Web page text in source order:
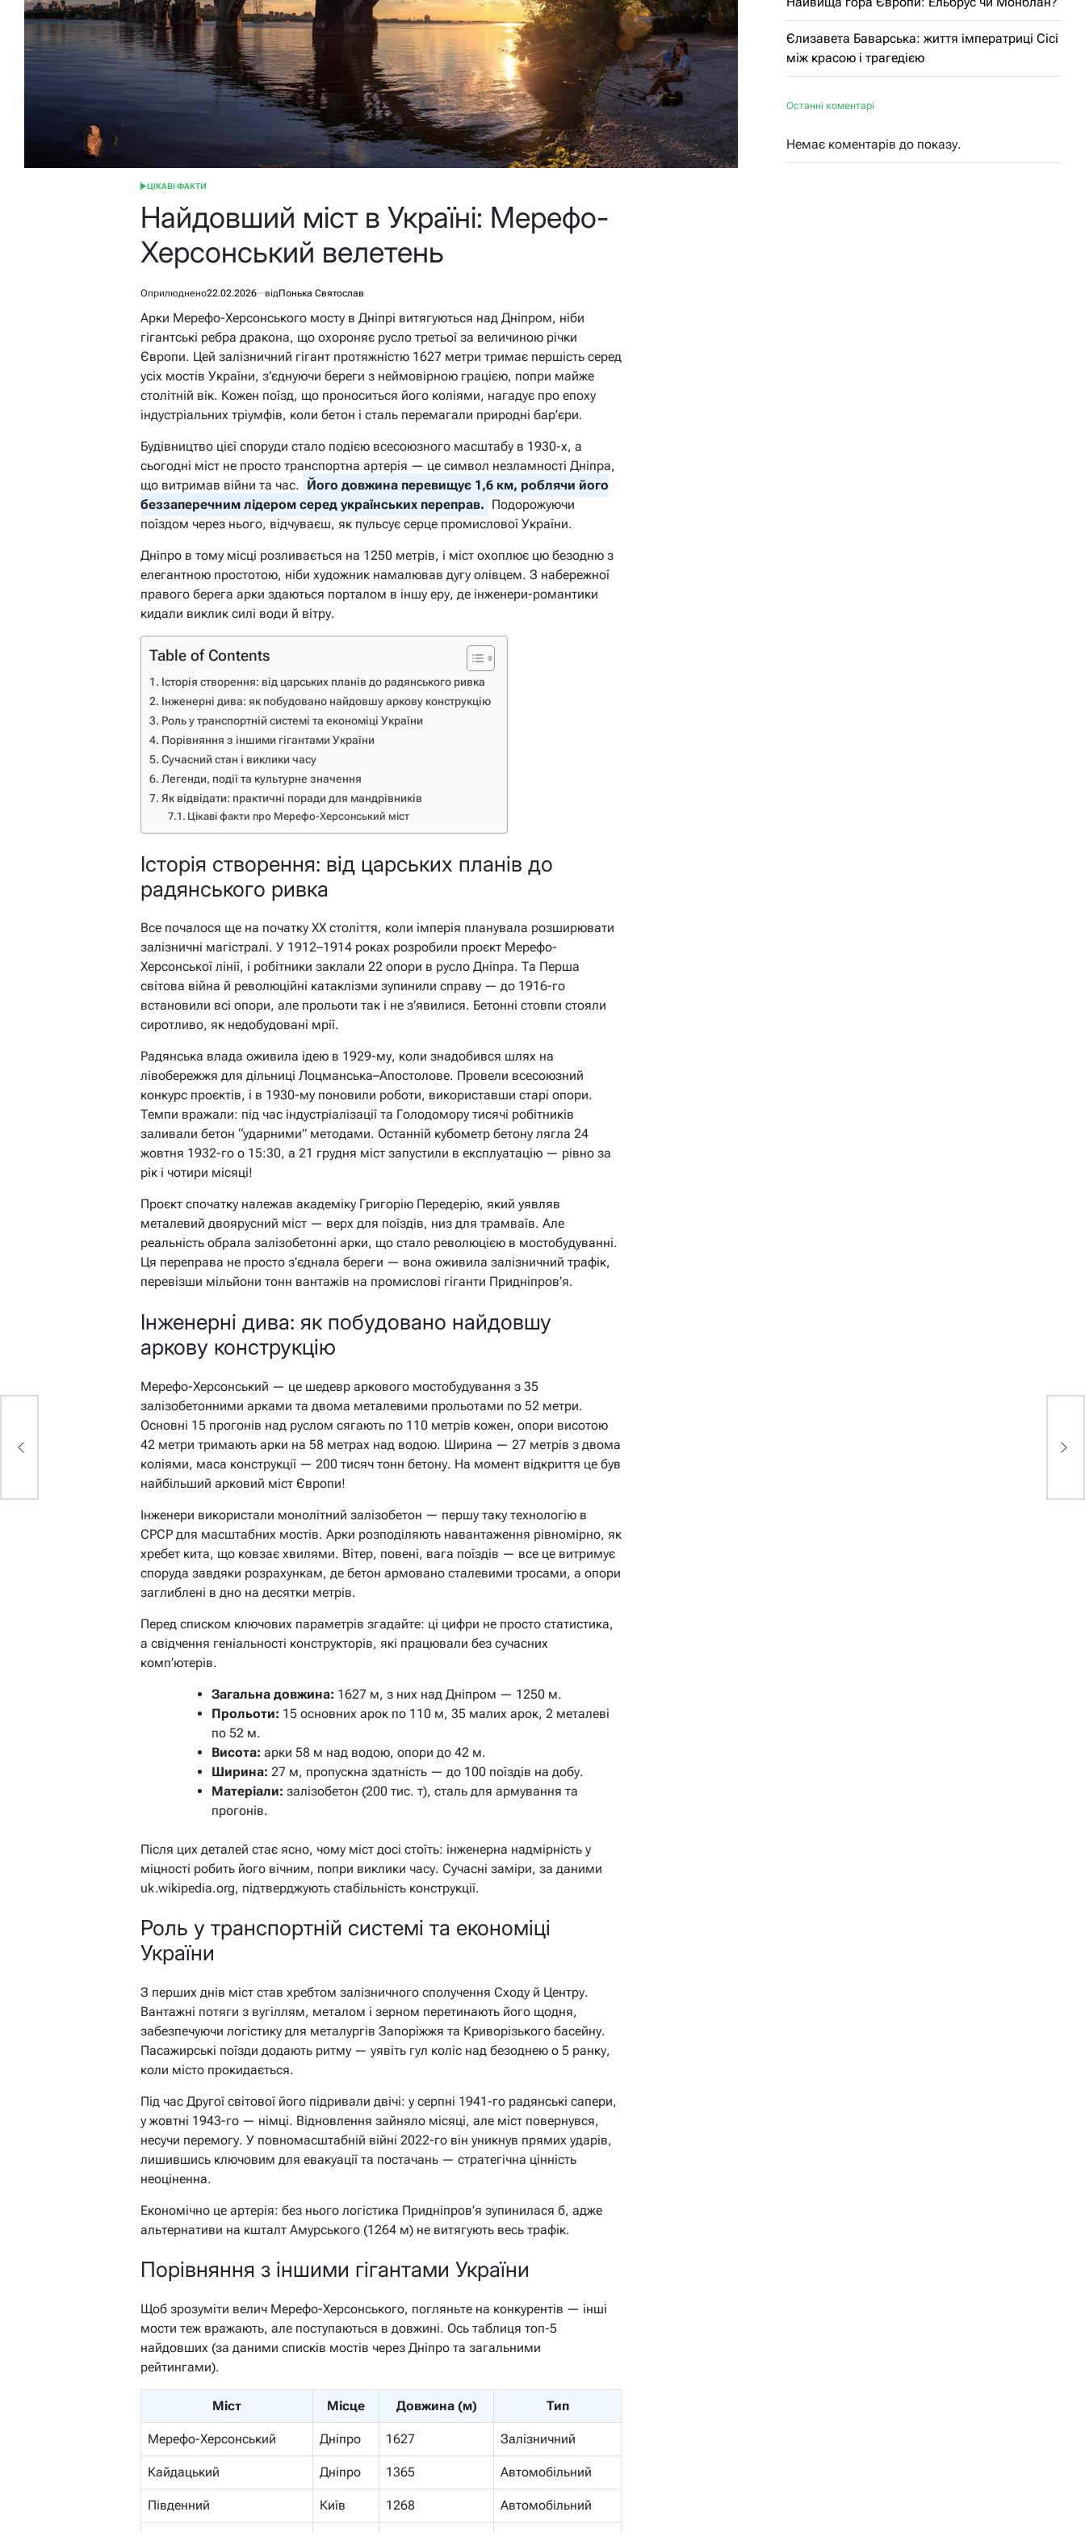
ОПУБЛІКУВАТИ
ЦІКАВІ ФАКТИ
Найдовший міст в Україні: Мерефо-
Херсонський велетень
Оприлюднено22.02.2026 відПонька Святослав
Арки Мерефо-Херсонського мосту в Дніпрі витягуються над Дніпром, ніби
гігантські ребра дракона, що охороняє русло третьої за величиною річки
Європи. Цей залізничний гігант протяжністю 1627 метри тримає першість серед
усіх мостів України, з’єднуючи береги з неймовірною грацією, попри майже
столітній вік. Кожен поїзд, що проноситься його коліями, нагадує про епоху
індустріальних тріумфів, коли бетон і сталь перемагали природні бар’єри.
Будівництво цієї споруди стало подією всесоюзного масштабу в 1930-х, а
сьогодні міст не просто транспортна артерія — це символ незламності Дніпра,
що витримав війни та час. Його довжина перевищує 1,6 км, роблячи його
беззаперечним лідером серед українських переправ. Подорожуючи
поїздом через нього, відчуваєш, як пульсує серце промислової України.
Дніпро в тому місці розливається на 1250 метрів, і міст охоплює цю безодню з
елегантною простотою, ніби художник намалював дугу олівцем. З набережної
правого берега арки здаються порталом в іншу еру, де інженери-романтики
кидали виклик силі води й вітру.
Table of Contents
Історія створення: від царських планів до радянського ривка
Інженерні дива: як побудовано найдовшу аркову конструкцію
Роль у транспортній системі та економіці України
Порівняння з іншими гігантами України
Сучасний стан і виклики часу
Легенди, події та культурне значення
Як відвідати: практичні поради для мандрівників
Цікаві факти про Мерефо-Херсонський міст
Історія створення: від царських планів до
радянського ривка
Все почалося ще на початку XX століття, коли імперія планувала розширювати
залізничні магістралі. У 1912–1914 роках розробили проєкт Мерефо-
Херсонської лінії, і робітники заклали 22 опори в русло Дніпра. Та Перша
світова війна й революційні катаклізми зупинили справу — до 1916-го
встановили всі опори, але прольоти так і не з’явилися. Бетонні стовпи стояли
сиротливо, як недобудовані мрії.
Радянська влада оживила ідею в 1929-му, коли знадобився шлях на
лівобережжя для дільниці Лоцманська–Апостолове. Провели всесоюзний
конкурс проєктів, і в 1930-му поновили роботи, використавши старі опори.
Темпи вражали: під час індустріалізації та Голодомору тисячі робітників
заливали бетон “ударними” методами. Останній кубометр бетону лягла 24
жовтня 1932-го о 15:30, а 21 грудня міст запустили в експлуатацію — рівно за
рік і чотири місяці!
Проєкт спочатку належав академіку Григорію Передерію, який уявляв
металевий двоярусний міст — верх для поїздів, низ для трамваїв. Але
реальність обрала залізобетонні арки, що стало революцією в мостобудуванні.
Ця переправа не просто з’єднала береги — вона оживила залізничний трафік,
перевізши мільйони тонн вантажів на промислові гіганти Придніпров’я.
Інженерні дива: як побудовано найдовшу
аркову конструкцію
Мерефо-Херсонський — це шедевр аркового мостобудування з 35
залізобетонними арками та двома металевими прольотами по 52 метри.
Основні 15 прогонів над руслом сягають по 110 метрів кожен, опори висотою
42 метри тримають арки на 58 метрах над водою. Ширина — 27 метрів з двома
коліями, маса конструкції — 200 тисяч тонн бетону. На момент відкриття це був
найбільший арковий міст Європи!
Інженери використали монолітний залізобетон — першу таку технологію в
СРСР для масштабних мостів. Арки розподіляють навантаження рівномірно, як
хребет кита, що ковзає хвилями. Вітер, повені, вага поїздів — все це витримує
споруда завдяки розрахункам, де бетон армовано сталевими тросами, а опори
заглиблені в дно на десятки метрів.
Перед списком ключових параметрів згадайте: ці цифри не просто статистика,
а свідчення геніальності конструкторів, які працювали без сучасних
комп’ютерів.
Загальна довжина: 1627 м, з них над Дніпром — 1250 м.
Прольоти: 15 основних арок по 110 м, 35 малих арок, 2 металеві
по 52 м.
Висота: арки 58 м над водою, опори до 42 м.
Ширина: 27 м, пропускна здатність — до 100 поїздів на добу.
Матеріали: залізобетон (200 тис. т), сталь для армування та
прогонів.
Після цих деталей стає ясно, чому міст досі стоїть: інженерна надмірність у
міцності робить його вічним, попри виклики часу. Сучасні заміри, за даними
uk.wikipedia.org, підтверджують стабільність конструкції.
Роль у транспортній системі та економіці
України
З перших днів міст став хребтом залізничного сполучення Сходу й Центру.
Вантажні потяги з вугіллям, металом і зерном перетинають його щодня,
забезпечуючи логістику для металургів Запоріжжя та Криворізького басейну.
Пасажирські поїзди додають ритму — уявіть гул коліс над безоднею о 5 ранку,
коли місто прокидається.
Під час Другої світової його підривали двічі: у серпні 1941-го радянські сапери,
у жовтні 1943-го — німці. Відновлення зайняло місяці, але міст повернувся,
несучи перемогу. У повномасштабній війні 2022-го він уникнув прямих ударів,
лишившись ключовим для евакуації та постачань — стратегічна цінність
неоціненна.
Економічно це артерія: без нього логістика Придніпров’я зупинилася б, адже
альтернативи на кшталт Амурського (1264 м) не витягують весь трафік.
Порівняння з іншими гігантами України
Щоб зрозуміти велич Мерефо-Херсонського, погляньте на конкурентів — інші
мости теж вражають, але поступаються в довжині. Ось таблиця топ-5
найдовших (за даними списків мостів через Дніпро та загальними
рейтингами).
Міст Місце Довжина (м) Тип
Мерефо-Херсонський Дніпро 1627 Залізничний
Кайдацький Дніпро 1365 Автомобільний
Південний Київ 1268 Автомобільний
Єлизавета Баварська: життя імператриці Сісі
між красою і трагедією
Останні коментарі
Немає коментарів до показу.